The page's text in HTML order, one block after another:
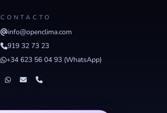
CONTACTO
info@openclima.com
919 32 73 23
+34 623 56 04 93 (WhatsApp)